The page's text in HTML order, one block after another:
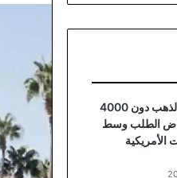
تراجع أسعار الذهب دون 4000
الطلب وسط
الأمريكية